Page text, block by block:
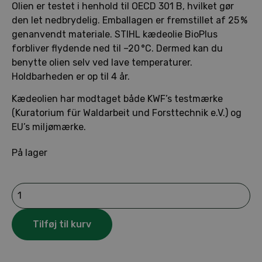
Olien er testet i henhold til OECD 301 B, hvilket gør
den let nedbrydelig. Emballagen er fremstillet af 25 %
genanvendt materiale. STIHL kædeolie BioPlus
forbliver flydende ned til –20 °C. Dermed kan du
benytte olien selv ved lave temperaturer.
Holdbarheden er op til 4 år.
Kædeolien har modtaget både KWF’s testmærke
(Kuratorium für Waldarbeit und Forsttechnik e.V.) og
EU’s miljømærke.
På lager
STIHL
Kædeolie
BioPlus
1
L
antal
Tilføj til kurv